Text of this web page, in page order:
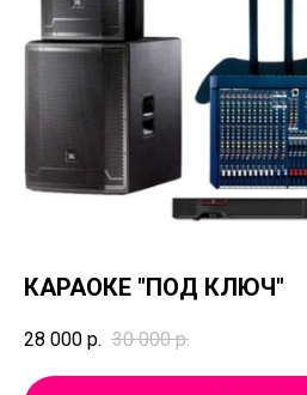
КАРАОКЕ "ПОД КЛЮЧ"
28 000 р. 30 000 р.